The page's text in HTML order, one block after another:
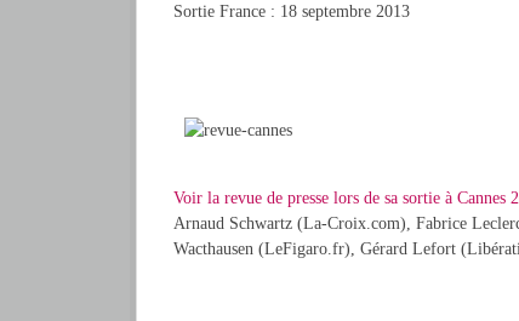
Sortie France : 18 septembre 2013
Voir la revue de presse lors de sa sortie à Cannes
Arnaud Schwartz (La-Croix.com), Fabrice
Wacthausen (LeFigaro.fr), Gérard Lefort